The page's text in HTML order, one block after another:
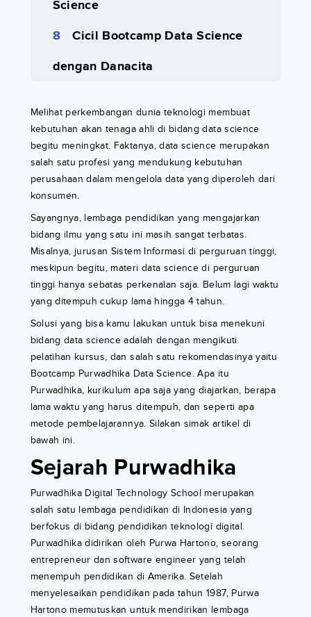
Science
Cicil Bootcamp Data Science
dengan Danacita
Melihat perkembangan dunia teknologi membuat
kebutuhan akan tenaga ahli di bidang data science
begitu meningkat. Faktanya, data science merupakan
salah satu profesi yang mendukung kebutuhan
perusahaan dalam mengelola data yang diperoleh dari
konsumen.
Sayangnya, lembaga pendidikan yang mengajarkan
bidang ilmu yang satu ini masih sangat terbatas.
Misalnya, jurusan Sistem Informasi di perguruan tinggi,
meskipun begitu, materi data science di perguruan
tinggi hanya sebatas perkenalan saja. Belum lagi waktu
yang ditempuh cukup lama hingga 4 tahun.
Solusi yang bisa kamu lakukan untuk bisa menekuni
bidang data science adalah dengan mengikuti
pelatihan kursus, dan salah satu rekomendasinya yaitu
Bootcamp Purwadhika Data Science. Apa itu
Purwadhika, kurikulum apa saja yang diajarkan, berapa
lama waktu yang harus ditempuh, dan seperti apa
metode pembelajarannya. Silakan simak artikel di
bawah ini.
Sejarah Purwadhika
Purwadhika Digital Technology School merupakan
salah satu lembaga pendidikan di Indonesia yang
berfokus di bidang pendidikan teknologi digital.
Purwadhika didirikan oleh Purwa Hartono, seorang
entrepreneur dan software engineer yang telah
menempuh pendidikan di Amerika. Setelah
menyelesaikan pendidikan pada tahun 1987, Purwa
Hartono memutuskan untuk mendirikan lembaga